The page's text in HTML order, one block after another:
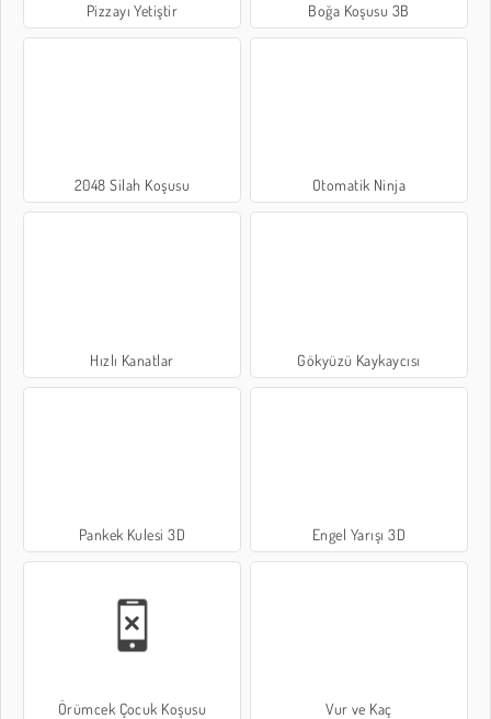
Pizzayı Yetiştir Boğa Koşusu 3B
2048 Silah Koşusu Otomatik Ninja
Hızlı Kanatlar Gökyüzü Kaykaycısı
Pankek Kulesi 3D Engel Yarışı 3D
Örümcek Çocuk Koşusu Vur ve Kaç